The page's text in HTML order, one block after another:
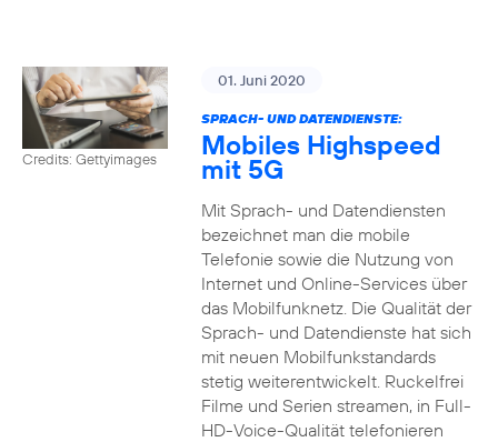
Credits: Gettyimages
01. Juni 2020
SPRACH- UND DATENDIENSTE:
Mobiles Highspeed
mit 5G
Mit Sprach- und Datendiensten
bezeichnet man die mobile
Telefonie sowie die Nutzung von
Internet und Online-Services über
das Mobilfunknetz. Die Qualität der
Sprach- und Datendienste hat sich
mit neuen Mobilfunkstandards
stetig weiterentwickelt. Ruckelfrei
Filme und Serien streamen, in Full-
HD-Voice-Qualität telefonieren